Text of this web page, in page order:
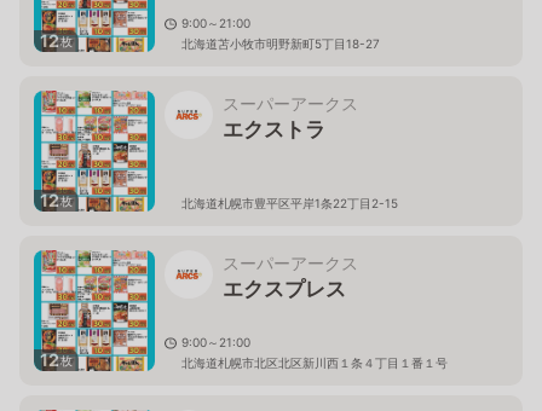
12枚
9:00～21:00
北海道苫小牧市明野新町5丁目18-27
12枚
スーパーアークス
エクストラ
北海道札幌市豊平区平岸1条22丁目2-15
12枚
スーパーアークス
エクスプレス
9:00～21:00
北海道札幌市北区北区新川西１条４丁目１番１号